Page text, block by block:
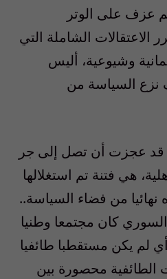
عزف على الوتر
الاعتقالات الشاملة التي
وشيوعية، أليس
نزع السياسة من
قد عجزت أن تصل إلى جر
هي فتنة تم استغلالها
نهائيا من فضاء السياسة..
كان مجتمعا وطنيا
أي لم يكن مستقطبا طائفيا
الطائفية محصورة بين